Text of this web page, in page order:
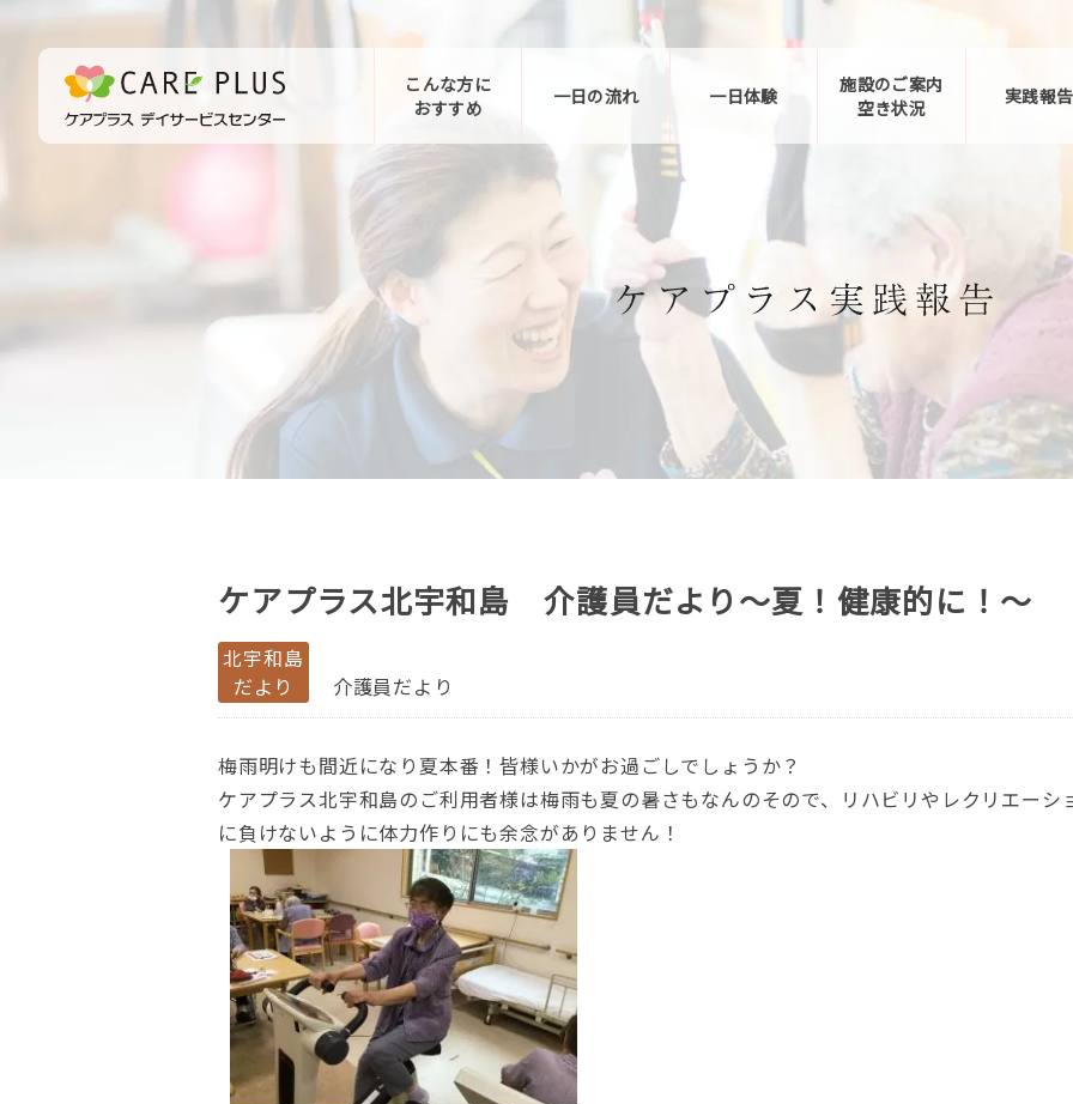
こんな方に
おすすめ
一日の流れ 一日体験
施設のご案内
空き状況
実践報告
お問い合わせ
ケアプラス北宇和島 介護員だより～夏！健康的に！～
北宇和島
だより
介護員だより
梅雨明けも間近になり夏本番！皆様いかがお過ごしでしょうか？
ケアプラス北宇和島のご利用者様は梅雨も夏の暑さもなんのそので、リハビリやレクリエーシ
に負けないように体力作りにも余念がありません！